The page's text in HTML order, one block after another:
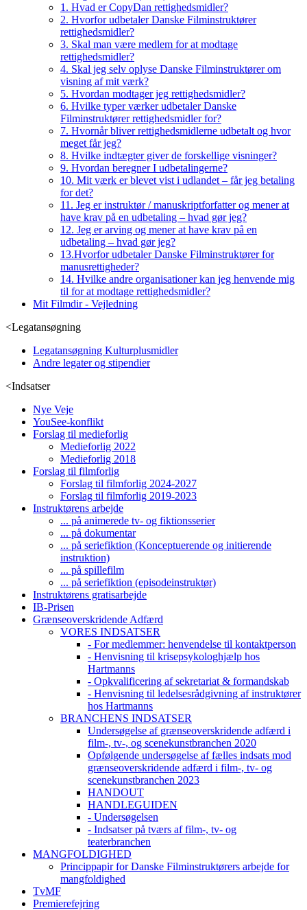
1. Hvad er CopyDan rettighedsmidler?
2. Hvorfor udbetaler Danske Filminstruktører
rettighedsmidler?
3. Skal man være medlem for at modtage
rettighedsmidler?
4. Skal jeg selv oplyse Danske Filminstruktører om
visning af mit værk?
5. Hvordan modtager jeg rettighedsmidler?
6. Hvilke typer værker udbetaler Danske
Filminstruktører rettighedsmidler for?
7. Hvornår bliver rettighedsmidlerne udbetalt og hvor
meget får jeg?
8. Hvilke indtægter giver de forskellige visninger?
9. Hvordan beregner I udbetalingerne?
10. Mit værk er blevet vist i udlandet – får jeg betaling
for det?
11. Jeg er instruktør / manuskriptforfatter og mener at
have krav på en udbetaling – hvad gør jeg?
12. Jeg er arving og mener at have krav på en
udbetaling – hvad gør jeg?
13.Hvorfor udbetaler Danske Filminstruktører for
manusrettigheder?
14. Hvilke andre organisationer kan jeg henvende mig
til for at modtage rettighedsmidler?
Mit Filmdir - Vejledning
<Legatansøgning
Legatansøgning Kulturplusmidler
Andre legater og stipendier
<Indsatser
Nye Veje
YouSee-konflikt
Forslag til medieforlig
Medieforlig 2022
Medieforlig 2018
Forslag til filmforlig
Forslag til filmforlig 2024-2027
Forslag til filmforlig 2019-2023
Instruktørens arbejde
... på animerede tv- og fiktionsserier
... på dokumentar
... på seriefiktion (Konceptuerende og initierende
instruktion)
... på spillefilm
... på seriefiktion (episodeinstruktør)
Instruktørens gratisarbejde
IB-Prisen
Grænseoverskridende Adfærd
VORES INDSATSER
- For medlemmer: henvendelse til kontaktperson
- Henvisning til krisepsykologhjælp hos
Hartmanns
- Opkvalificering af sekretariat & formandskab
- Henvisning til ledelsesrådgivning af instruktører
hos Hartmanns
BRANCHENS INDSATSER
Undersøgelse af grænseoverskridende adfærd i
film-, tv-, og scenekunstbranchen 2020
Opfølgende undersøgelse af fælles indsats mod
grænseoverskridende adfærd i film-, tv- og
scenekunstbranchen 2023
HANDOUT
HANDLEGUIDEN
- Undersøgelsen
- Indsatser på tværs af film-, tv- og
teaterbranchen
MANGFOLDIGHED
Princippapir for Danske Filminstruktørers arbejde for
mangfoldighed
TvMF
Premierefejring